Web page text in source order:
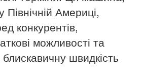
Америці,
конкурентів,
можливості та
швидкість